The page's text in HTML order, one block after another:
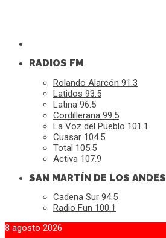
RADIOS FM
Rolando Alarcón 91.3
Latidos 93.5
Latina 96.5
Cordillerana 99.5
La Voz del Pueblo 101.1
Cuasar 104.5
Total 105.5
Activa 107.9
SAN MARTÍN DE LOS ANDES
Cadena Sur 94.5
Radio Fun 100.1
8 agosto 2026